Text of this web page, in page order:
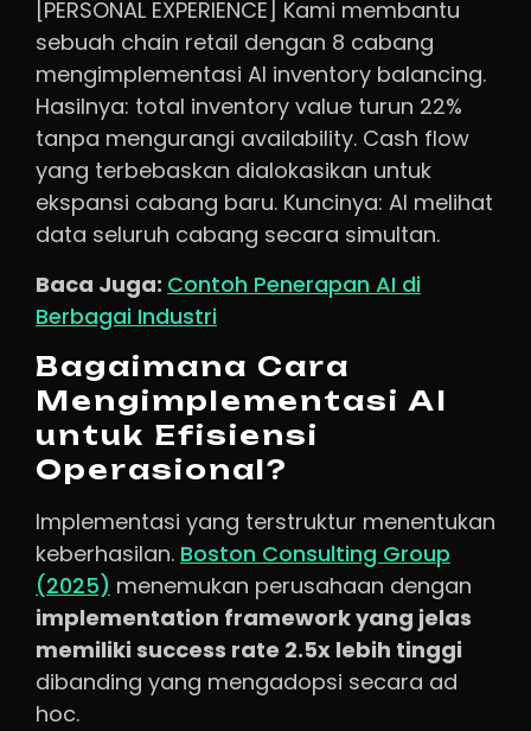
[PERSONAL EXPERIENCE] Kami membantu
sebuah chain retail dengan 8 cabang
mengimplementasi AI inventory balancing.
Hasilnya: total inventory value turun 22%
tanpa mengurangi availability. Cash flow
yang terbebaskan dialokasikan untuk
ekspansi cabang baru. Kuncinya: AI melihat
data seluruh cabang secara simultan.
Baca Juga: Contoh Penerapan AI di
Berbagai Industri
Bagaimana Cara
Mengimplementasi AI
untuk Efisiensi
Operasional?
Implementasi yang terstruktur menentukan
keberhasilan. Boston Consulting Group
(2025) menemukan perusahaan dengan
implementation framework yang jelas
memiliki success rate 2.5x lebih tinggi
dibanding yang mengadopsi secara ad
hoc.